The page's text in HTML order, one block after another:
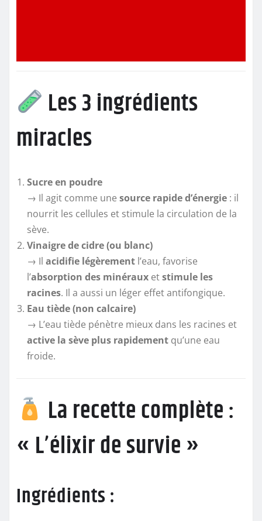
Les 3 ingrédients
miracles
Sucre en poudre
→ Il agit comme une source rapide d’énergie : il
nourrit les cellules et stimule la circulation de la
sève.
Vinaigre de cidre (ou blanc)
→ Il acidifie légèrement l’eau, favorise
l’absorption des minéraux etstimule les
racines. Il a aussi un léger effet antifongique.
Eau tiède (non calcaire)
→ L’eau tiède pénètre mieux dans les racines et
active la sève plus rapidement qu’une eau
froide.
La recette complète :
« L’élixir de survie »
Ingrédients :